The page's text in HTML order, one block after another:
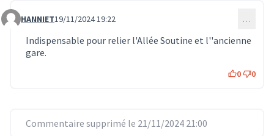
Commentaire 1257
HANNIET19/11/2024 19:22 …
Indispensable pour relier l'Allée Soutine et l''ancienne
gare.
0 0
Commentaire supprimé le 21/11/2024 21:00